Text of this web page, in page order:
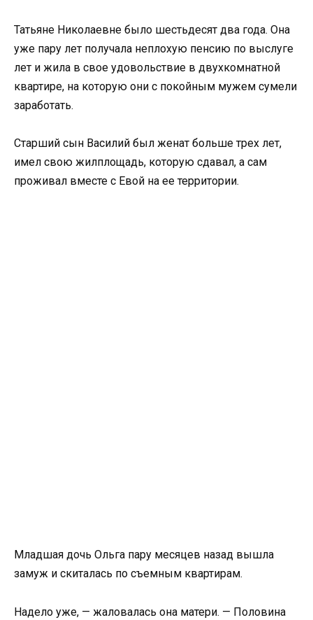
Татьяне Николаевне было шестьдесят два года. Она
уже пару лет получала неплохую пенсию по выслуге
лет и жила в свое удовольствие в двухкомнатной
квартире, на которую они с покойным мужем сумели
заработать.
Старший сын Василий был женат больше трех лет,
имел свою жилплощадь, которую сдавал, а сам
проживал вместе с Евой на ее территории.
Младшая дочь Ольга пару месяцев назад вышла
замуж и скиталась по съемным квартирам.
Надело уже, — жаловалась она матери. — Половина